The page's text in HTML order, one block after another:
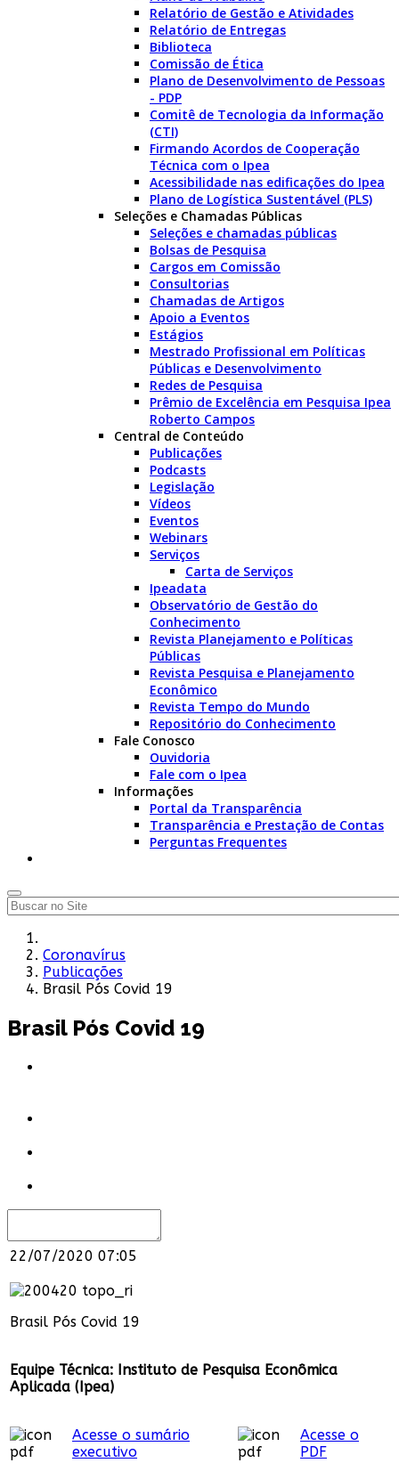
Relatório de Gestão e Atividades
Relatório de Entregas
Biblioteca
Comissão de Ética
Plano de Desenvolvimento de Pessoas
- PDP
Comitê de Tecnologia da Informação
(CTI)
Firmando Acordos de Cooperação
Técnica com o Ipea
Acessibilidade nas edificações do Ipea
Plano de Logística Sustentável (PLS)
Seleções e Chamadas Públicas
Seleções e chamadas públicas
Bolsas de Pesquisa
Cargos em Comissão
Consultorias
Chamadas de Artigos
Apoio a Eventos
Estágios
Mestrado Profissional em Políticas
Públicas e Desenvolvimento
Redes de Pesquisa
Prêmio de Excelência em Pesquisa Ipea
Roberto Campos
Central de Conteúdo
Publicações
Podcasts
Legislação
Vídeos
Eventos
Webinars
Serviços
Carta de Serviços
Ipeadata
Observatório de Gestão do
Conhecimento
Revista Planejamento e Políticas
Públicas
Revista Pesquisa e Planejamento
Econômico
Revista Tempo do Mundo
Repositório do Conhecimento
Fale Conosco
Ouvidoria
Fale com o Ipea
Informações
Portal da Transparência
Transparência e Prestação de Contas
Perguntas Frequentes
Coronavírus
Publicações
Brasil Pós Covid 19
Brasil Pós Covid 19
22/07/2020 07:05
Brasil Pós Covid 19
Equipe Técnica: Instituto de Pesquisa Econômica
Aplicada (Ipea)
Acesse o sumário
executivo
Acesse o
PDF